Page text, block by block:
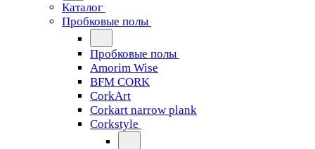
Каталог
Пробковые полы
Пробковые полы
Amorim Wise
BFM CORK
CorkArt
Corkart narrow plank
Corkstyle